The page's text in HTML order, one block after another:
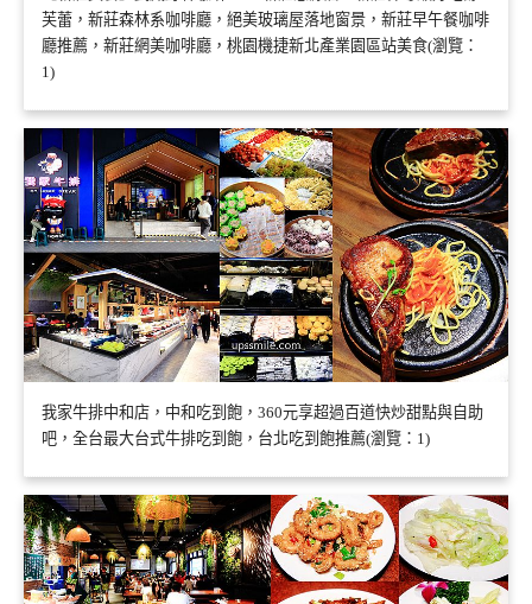
芙蕾，新莊森林系咖啡廳，絕美玻璃屋落地窗景，新莊早午餐咖啡
廳推薦，新莊網美咖啡廳，桃園機捷新北產業園區站美食(瀏覽：
1)
我家牛排中和店，中和吃到飽，360元享超過百道快炒甜點與自助
吧，全台最大台式牛排吃到飽，台北吃到飽推薦(瀏覽：1)